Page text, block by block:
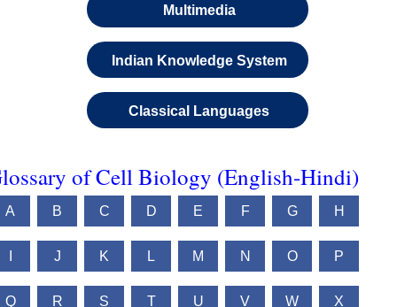
Multimedia
Indian Knowledge System
Classical Languages
of Cell Biology (English-Hindi)
A B C D E F G H
J K L M N O P
Q R S T U V W X